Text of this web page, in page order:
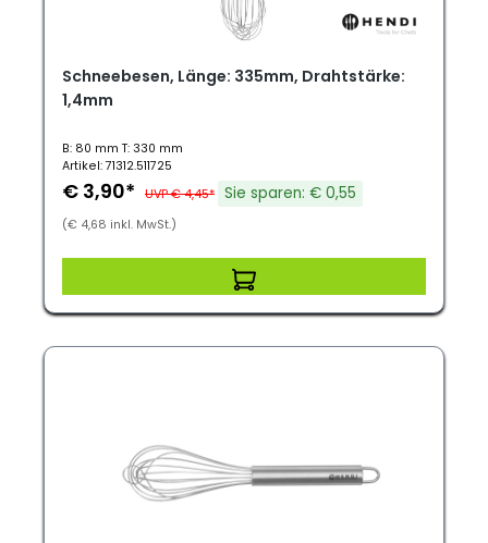
Schneebesen, Länge: 335mm, Drahtstärke:
1,4mm
B: 80 mm T: 330 mm
Artikel: 71312.511725
€ 3,90* UVP € 4,45* Sie sparen: € 0,55
(€ 4,68 inkl. MwSt.)